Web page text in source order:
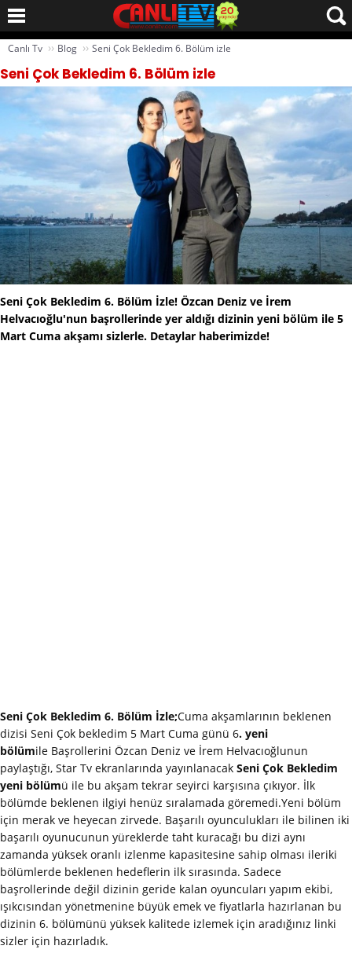
Canlı Tv ›› Blog ›› Seni Çok Bekledim 6. Bölüm izle
Seni Çok Bekledim 6. Bölüm izle
Seni Çok Bekledim 6. Bölüm İzle! Özcan Deniz ve İrem
Helvacıoğlu'nun başrollerinde yer aldığı dizinin yeni bölüm ile 5
Mart Cuma akşamı sizlerle. Detaylar haberimizde!
Seni Çok Bekledim 6. Bölüm İzle;Cuma akşamlarının beklenen
dizisi Seni Çok bekledim 5 Mart Cuma günü 6. yeni
bölümile Başrollerini Özcan Deniz ve İrem Helvacıoğlunun
paylaştığı, Star Tv ekranlarında yayınlanacak Seni Çok Bekledim
yeni bölümü ile bu akşam tekrar seyirci karşısına çıkıyor. İlk
bölümde beklenen ilgiyi henüz sıralamada göremedi.Yeni bölüm
için merak ve heyecan zirvede. Başarılı oyunculukları ile bilinen iki
başarılı oyunucunun yüreklerde taht kuracağı bu dizi aynı
zamanda yüksek oranlı izlenme kapasitesine sahip olması ileriki
bölümlerde beklenen hedeflerin ilk sırasında. Sadece
başrollerinde değil dizinin geride kalan oyuncuları yapım ekibi,
ışıkcısından yönetmenine büyük emek ve fiyatlarla hazırlanan bu
dizinin 6. bölümünü yüksek kalitede izlemek için aradığınız linki
sizler için hazırladık.